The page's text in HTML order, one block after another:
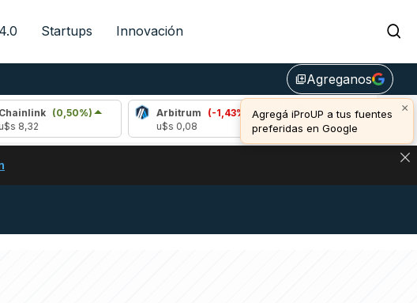
Startups Innovación
library_addAgreganos
×
Agregá iProUP a tus fuentes
preferidas en Google
(0,50%)
Arbitrum
(-1,43%)
Bitcoin (-0,10%)
u$s 64.861,00
ARGENTINA: IMPACTO EN BITCOIN, DÓLAR CRIPTO Y EXCHANGES